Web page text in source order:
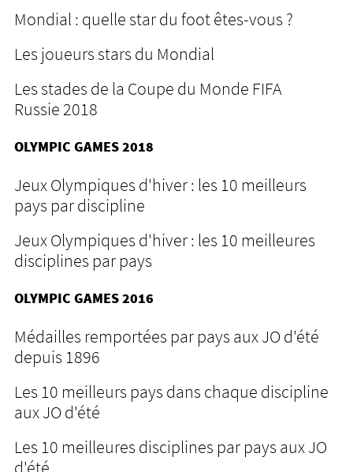
Mondial : quelle star du foot êtes-vous ?
Les joueurs stars du Mondial
Les stades de la Coupe du Monde FIFA
Russie 2018
OLYMPIC GAMES 2018
Jeux Olympiques d'hiver : les 10 meilleurs
pays par discipline
Jeux Olympiques d'hiver : les 10 meilleures
disciplines par pays
OLYMPIC GAMES 2016
Médailles remportées par pays aux JO d'été
depuis 1896
Les 10 meilleurs pays dans chaque discipline
aux JO d'été
Les 10 meilleures disciplines par pays aux JO
d'été